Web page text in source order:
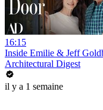
16:15
Inside Emilie & Jeff
Architectural Digest
il y a 1 semaine